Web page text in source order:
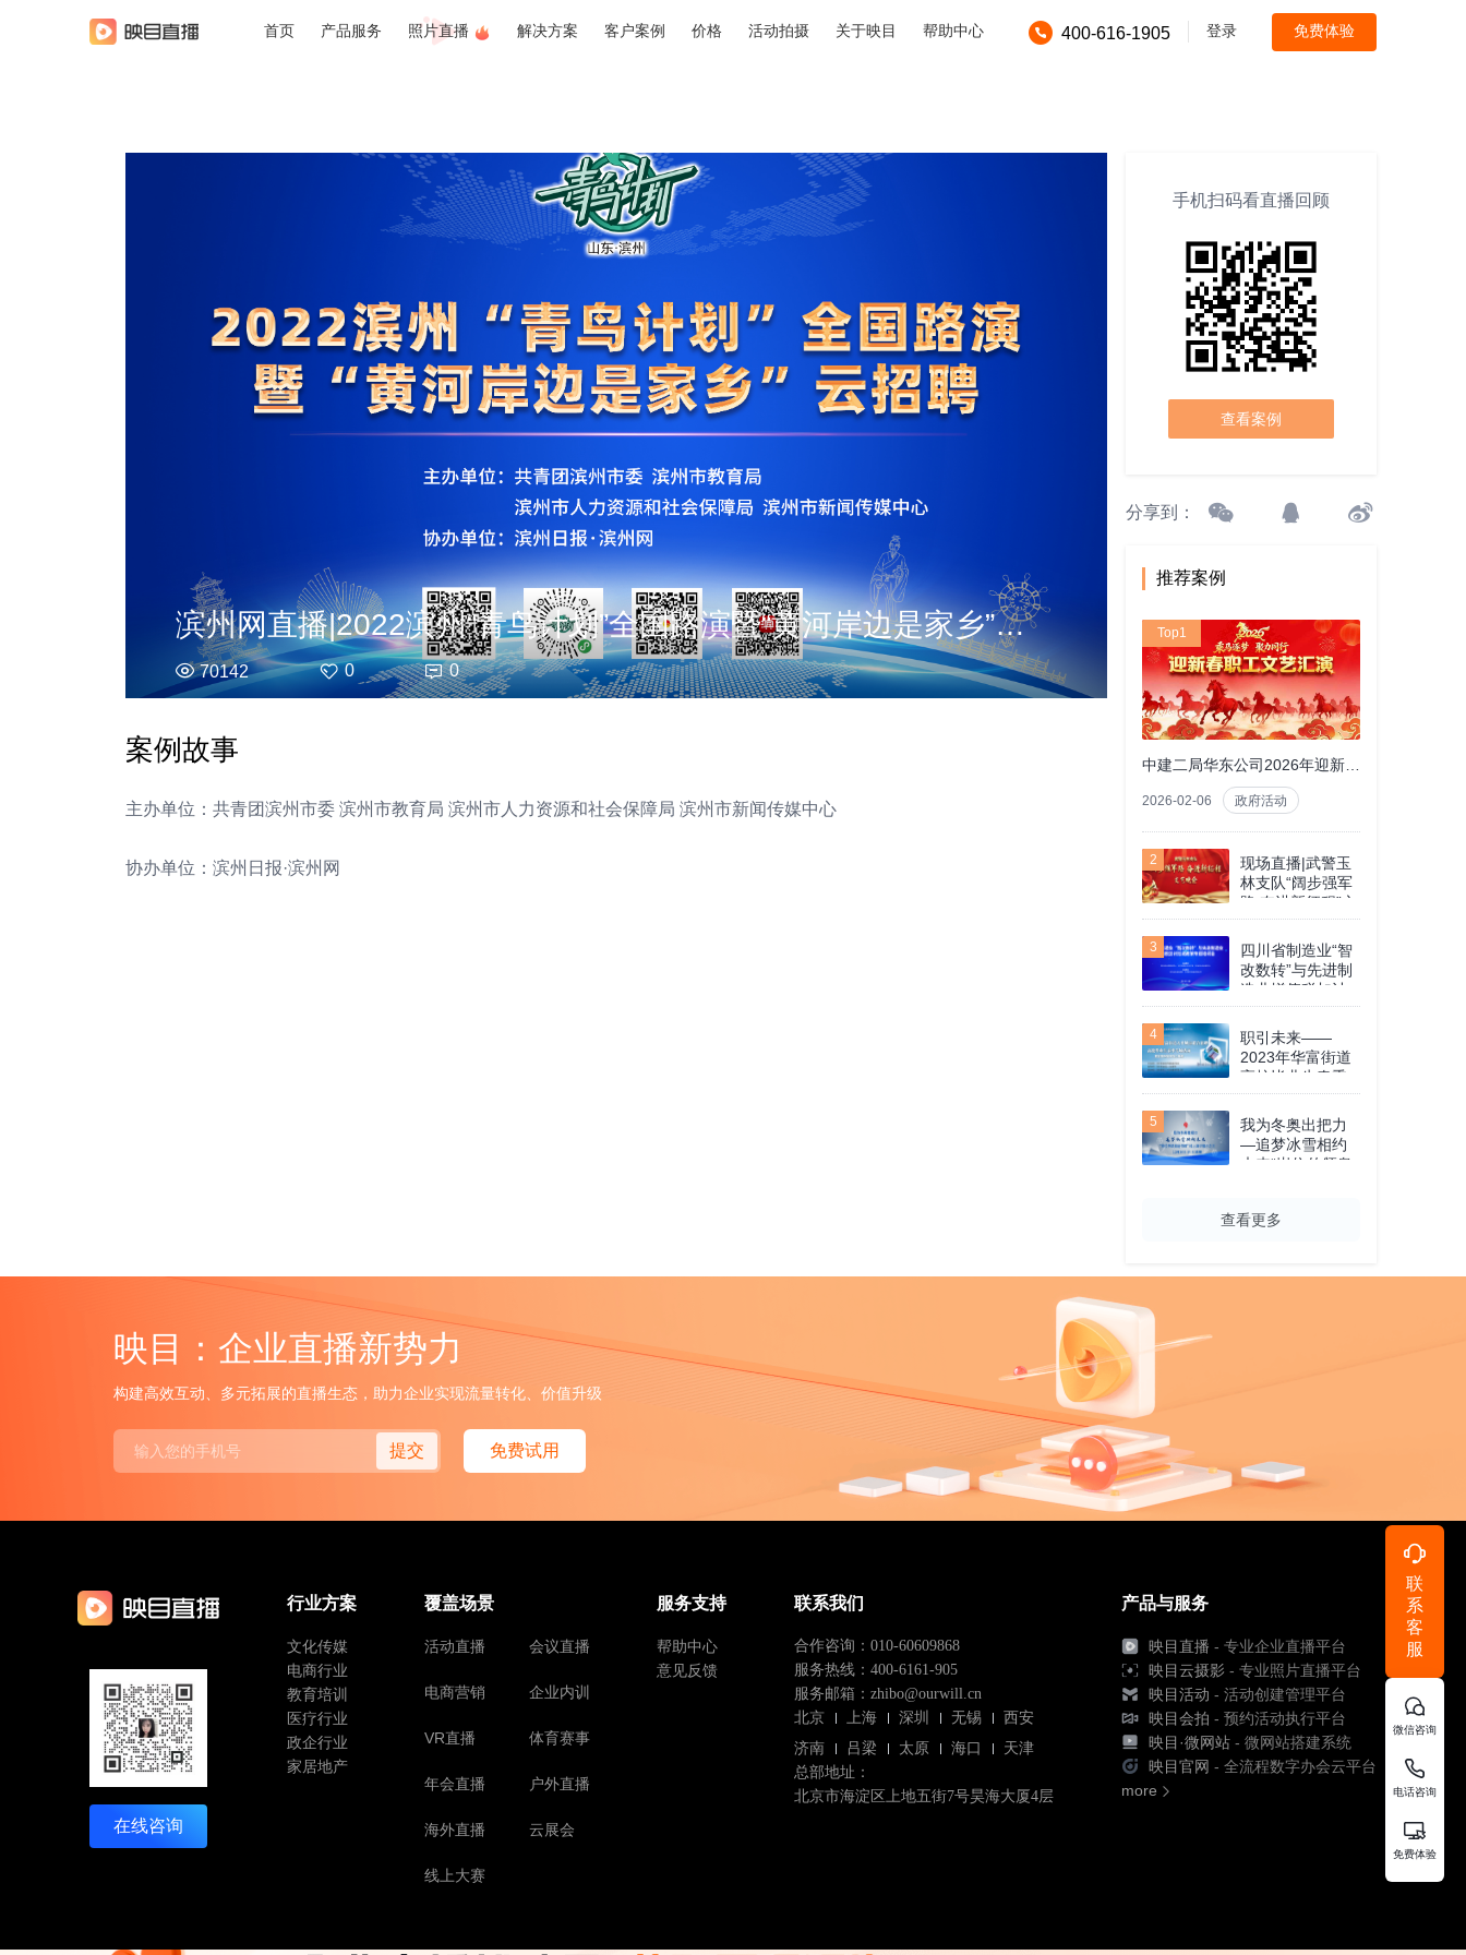
首页 产品服务 照片直播 解决方案 客户案例 价格 活动拍摄 关于映目 帮助中心 400-616-1905 登录 免费体验
滨州网直播|2022滨州“青鸟计划”全国路演暨“黄河岸边是家乡”云招聘第二阶段
70142 0 0
案例故事
主办单位：共青团滨州市委 滨州市教育局 滨州市人力资源和社会保障局 滨州市新闻传媒中心
协办单位：滨州日报·滨州网
手机扫码看直播回顾
查看案例
分享到：
推荐案例
Top1
2026-02-06 政府活动
2
现场直播|武警玉
林支队“阔步强军
路 奋进新征程”文
艺晚会
3
四川省制造业“智
改数转”与先进制
造业增值税加计
抵减政策专题培
训会
4
职引未来——
2023年华富街道
高校毕业生春季
专场线上就业指
导
5
我为冬奥出把力
—追梦冰雪相约
未来“岗位传颂奥
查看更多
映目：企业直播新势力
构建高效互动、多元拓展的直播生态，助力企业实现流量转化、价值升级
提交 免费试用
在线咨询
行业方案
文化传媒
电商行业
教育培训
医疗行业
政企行业
家居地产
覆盖场景
活动直播 会议直播
电商营销 企业内训
VR直播 体育赛事
年会直播 户外直播
海外直播 云展会
线上大赛
服务支持
帮助中心
意见反馈
联系我们
合作咨询：010-60609868
服务热线：400-6161-905
服务邮箱：zhibo@ourwill.cn
北京
上海 深圳 无锡
西安
济南
吕梁 太原 海口
天津
总部地址：
北京市海淀区上地五街7号昊海大厦4层
产品与服务
映目直播 - 专业企业直播平台
映目云摄影 - 专业照片直播平台
映目活动 - 活动创建管理平台
映目会拍 - 预约活动执行平台
映目·微网站 - 微网站搭建系统
映目官网 - 全流程数字办会云平台
more
联
系
客
服
微信咨询
电话咨询
免费体验